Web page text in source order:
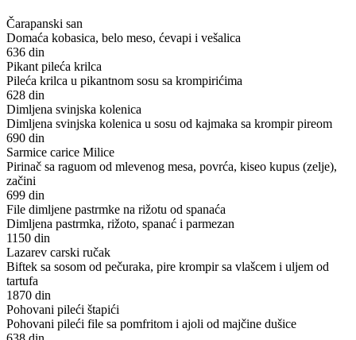
Čarapanski san
Domaća kobasica, belo meso, ćevapi i vešalica
636 din
Pikant pileća krilca
Pileća krilca u pikantnom sosu sa krompirićima
628 din
Dimljena svinjska kolenica
Dimljena svinjska kolenica u sosu od kajmaka sa krompir pireom
690 din
Sarmice carice Milice
Pirinač sa raguom od mlevenog mesa, povrća, kiseo kupus (zelje),
začini
699 din
File dimljene pastrmke na rižotu od spanaća
Dimljena pastrmka, rižoto, spanać i parmezan
1150 din
Lazarev carski ručak
Biftek sa sosom od pečuraka, pire krompir sa vlašcem i uljem od
tartufa
1870 din
Pohovani pileći štapići
Pohovani pileći file sa pomfritom i ajoli od majčine dušice